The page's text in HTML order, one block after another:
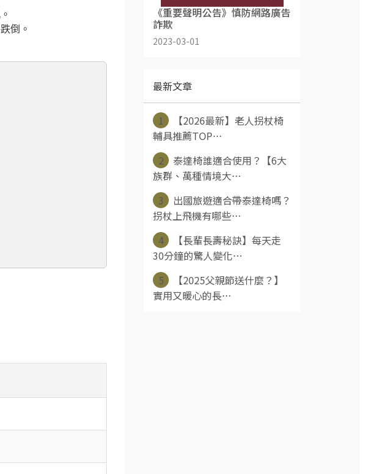
倒。
《重要聲明公告》慎防網路廣告
詐欺
2023-03-01
最新文章
1
【2026最新】老人拐杖椅
輔具推薦TOP⋯
2
泰達椅誰適合使用？【6大
族群、萬種情境大⋯
3
出國旅遊適合帶泰達椅嗎？
拐杖上飛機有哪些⋯
4
【長輩長壽秘訣】每天走
30分鐘的驚人變化⋯
5
【2025父親節送什麼？】
實用又暖心的長⋯